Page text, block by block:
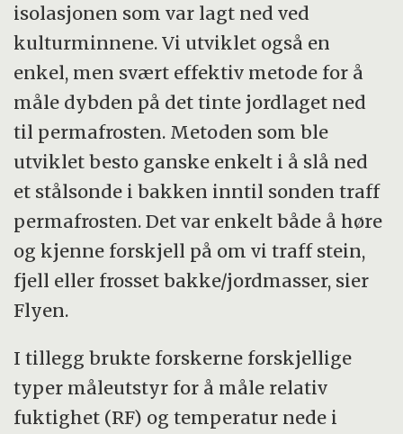
isolasjonen som var lagt ned ved
kulturminnene. Vi utviklet også en
enkel, men svært effektiv metode for å
måle dybden på det tinte jordlaget ned
til permafrosten. Metoden som ble
utviklet besto ganske enkelt i å slå ned
et stålsonde i bakken inntil sonden traff
permafrosten. Det var enkelt både å høre
og kjenne forskjell på om vi traff stein,
fjell eller frosset bakke/jordmasser, sier
Flyen.
I tillegg brukte forskerne forskjellige
typer måleutstyr for å måle relativ
fuktighet (RF) og temperatur nede i